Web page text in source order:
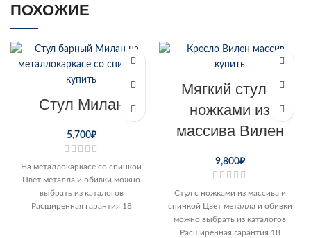
ПОХОЖИЕ
Cтул Милан
5,700₽
На металлокаркасе со спинкой
Цвет металла и обивки можно
выбрать из каталогов
Расширенная гарантия 18
Мягкий стул с
ножками из
массива Вилен
9,800₽
Стул с ножками из массива и
спинкой Цвет металла и обивки
можно выбрать из каталогов
Расширенная гарантия 18